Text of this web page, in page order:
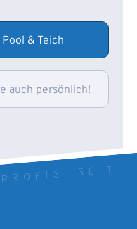
& Teich
auch persönlich!
SEIT